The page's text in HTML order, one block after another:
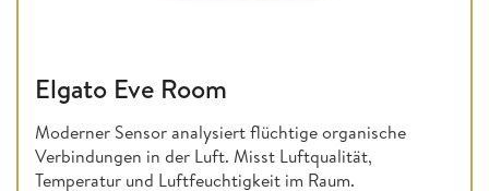
Elgato Eve Room
Moderner Sensor analysiert flüchtige organische
Verbindungen in der Luft. Misst Luftqualität,
Temperatur und Luftfeuchtigkeit im Raum.